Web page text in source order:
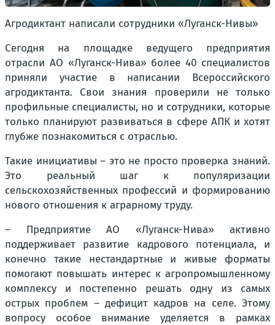
Агродиктант написали сотрудники «Луганск-Нивы»
Сегодня на площадке ведущего предприятия
отрасли АО «Луганск-Нива» более 40 специалистов
приняли участие в написании Всероссийского
агродиктанта. Свои знания проверили не только
профильные специалисты, но и сотрудники, которые
только планируют развиваться в сфере АПК и хотят
глубже познакомиться с отраслью.
Такие инициативы – это не просто проверка знаний.
Это реальный шаг к популяризации
сельскохозяйственных профессий и формированию
нового отношения к аграрному труду.
– Предприятие АО «Луганск-Нива» активно
поддерживает развитие кадрового потенциала, и
конечно такие нестандартные и живые форматы
помогают повышать интерес к агропромышленному
комплексу и постепенно решать одну из самых
острых проблем – дефицит кадров на селе. Этому
вопросу особое внимание уделяется в рамках